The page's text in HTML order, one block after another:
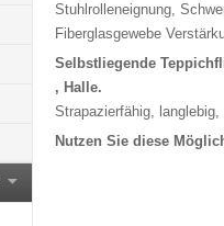
Stuhlrolleneignung,
Fiberglasgewebe
Selbstliegende
, Halle.
Strapazierfähig,
Nutzen Sie diese